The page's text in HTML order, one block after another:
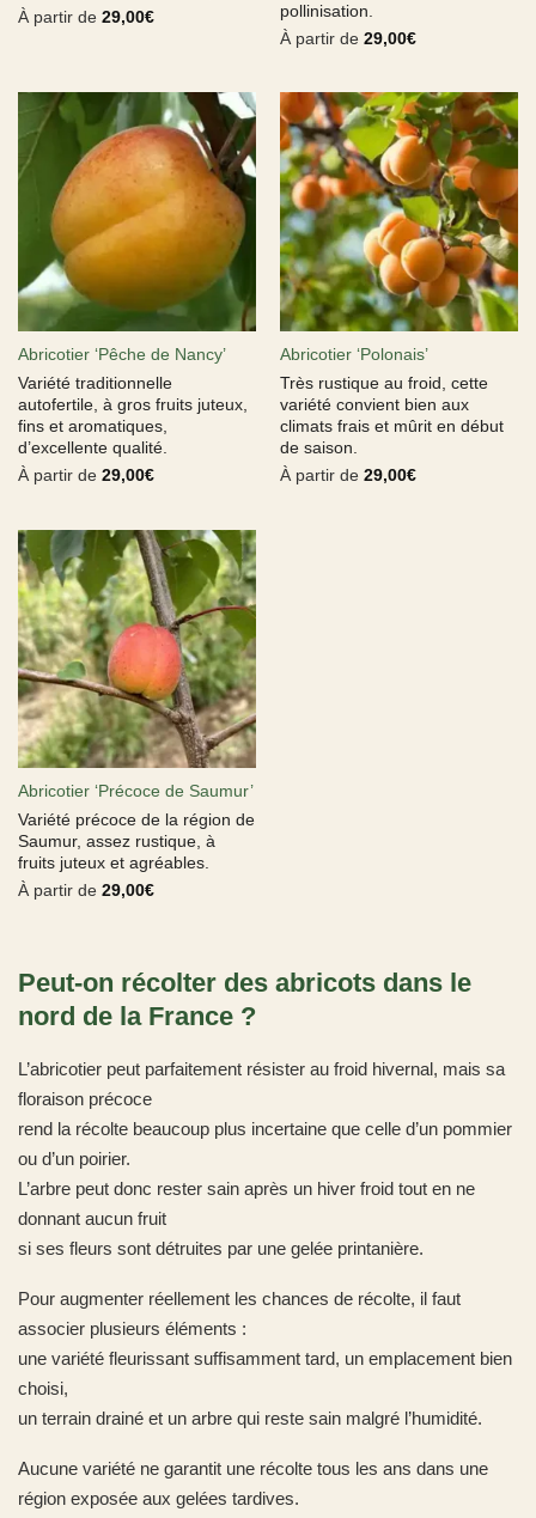
À partir de 29,00€
pollinisation.
À partir de 29,00€
Abricotier ‘Pêche de Nancy’
Variété traditionnelle
autofertile, à gros fruits juteux,
fins et aromatiques,
d’excellente qualité.
À partir de 29,00€
Abricotier ‘Polonais’
Très rustique au froid, cette
variété convient bien aux
climats frais et mûrit en début
de saison.
À partir de 29,00€
Abricotier ‘Précoce de Saumur’
Variété précoce de la région de
Saumur, assez rustique, à
fruits juteux et agréables.
À partir de 29,00€
Peut-on récolter des abricots dans le
nord de la France ?
L’abricotier peut parfaitement résister au froid hivernal, mais sa
floraison précoce
rend la récolte beaucoup plus incertaine que celle d’un pommier
ou d’un poirier.
L’arbre peut donc rester sain après un hiver froid tout en ne
donnant aucun fruit
si ses fleurs sont détruites par une gelée printanière.
Pour augmenter réellement les chances de récolte, il faut
associer plusieurs éléments :
une variété fleurissant suffisamment tard, un emplacement bien
choisi,
un terrain drainé et un arbre qui reste sain malgré l’humidité.
Aucune variété ne garantit une récolte tous les ans dans une
région exposée aux gelées tardives.